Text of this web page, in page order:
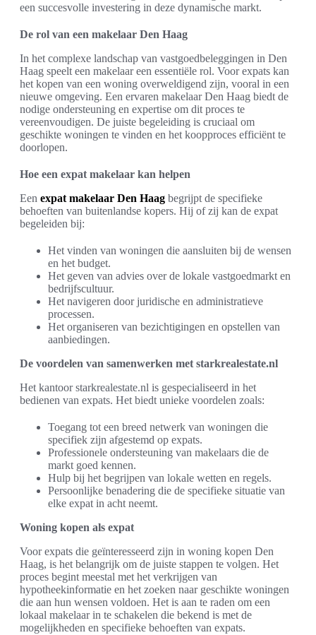
een succesvolle investering in deze dynamische markt.
De rol van een makelaar Den Haag
In het complexe landschap van vastgoedbeleggingen in Den
Haag speelt een makelaar een essentiële rol. Voor expats kan
het kopen van een woning overweldigend zijn, vooral in een
nieuwe omgeving. Een ervaren makelaar Den Haag biedt de
nodige ondersteuning en expertise om dit proces te
vereenvoudigen. De juiste begeleiding is cruciaal om
geschikte woningen te vinden en het koopproces efficiënt te
doorlopen.
Hoe een expat makelaar kan helpen
Een expat makelaar Den Haag begrijpt de specifieke
behoeften van buitenlandse kopers. Hij of zij kan de expat
begeleiden bij:
Het vinden van woningen die aansluiten bij de wensen
en het budget.
Het geven van advies over de lokale vastgoedmarkt en
bedrijfscultuur.
Het navigeren door juridische en administratieve
processen.
Het organiseren van bezichtigingen en opstellen van
aanbiedingen.
De voordelen van samenwerken met starkrealestate.nl
Het kantoor starkrealestate.nl is gespecialiseerd in het
bedienen van expats. Het biedt unieke voordelen zoals:
Toegang tot een breed netwerk van woningen die
specifiek zijn afgestemd op expats.
Professionele ondersteuning van makelaars die de
markt goed kennen.
Hulp bij het begrijpen van lokale wetten en regels.
Persoonlijke benadering die de specifieke situatie van
elke expat in acht neemt.
Woning kopen als expat
Voor expats die geïnteresseerd zijn in woning kopen Den
Haag, is het belangrijk om de juiste stappen te volgen. Het
proces begint meestal met het verkrijgen van
hypotheekinformatie en het zoeken naar geschikte woningen
die aan hun wensen voldoen. Het is aan te raden om een
lokaal makelaar in te schakelen die bekend is met de
mogelijkheden en specifieke behoeften van expats.